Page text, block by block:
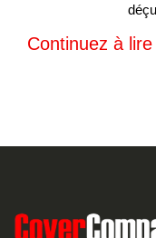
Continuez à